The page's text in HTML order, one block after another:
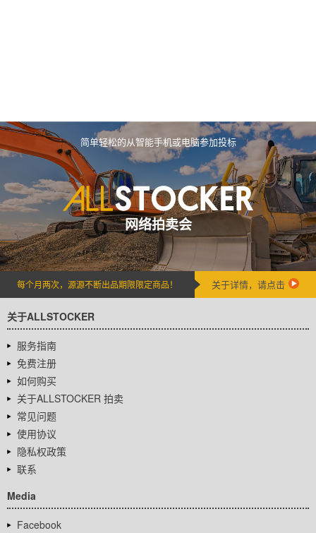
简单轻松的从智能手机或电脑参加投标
网络拍卖会
每个月两次，源源不断出品期限限定商品！ 关于详情，请点击
关于ALLSTOCKER
服务指南
免费注册
如何购买
关于ALLSTOCKER 拍卖
常见问题
使用协议
隐私权政策
联系
Media
Facebook